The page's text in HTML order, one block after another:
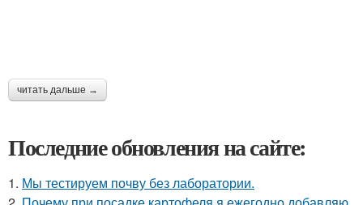
читать дальше →
Последние обновления на сайте:
1. Мы тестируем почву без лаборатории.